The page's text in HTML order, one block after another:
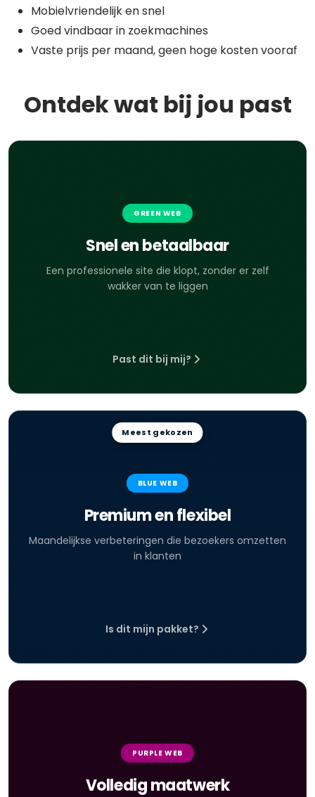
Mobielvriendelijk en snel
Goed vindbaar in zoekmachines
Vaste prijs per maand, geen hoge kosten vooraf
Ontdek wat bij jou past
GREEN WEB
Snel en betaalbaar
Een professionele site die klopt, zonder er zelf
wakker van te liggen
Past dit bij mij?
Meest gekozen
BLUE WEB
Premium en flexibel
Maandelijkse verbeteringen die bezoekers omzetten
in klanten
Is dit mijn pakket?
PURPLE WEB
Volledig maatwerk